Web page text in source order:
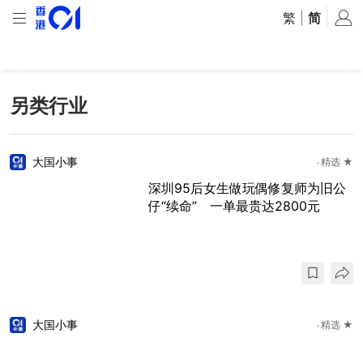
繁 简
另类行业
大国小事 精选 ★
深圳95后女生做玩偶修复师为旧公
仔“续命” 一单最贵达2800元
大国小事 精选 ★